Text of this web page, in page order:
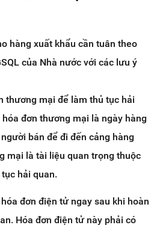
hàng xuất khẩu cần tuân theo
của Nhà nước với các lưu ý
thương mại để làm thủ tục hải
đơn thương mại là ngày hàng
bán để đi đến cảng hàng
mại là tài liệu quan trọng thuộc
hải quan.
đơn điện tử ngay sau khi hoàn
Hóa đơn điện tử này phải có